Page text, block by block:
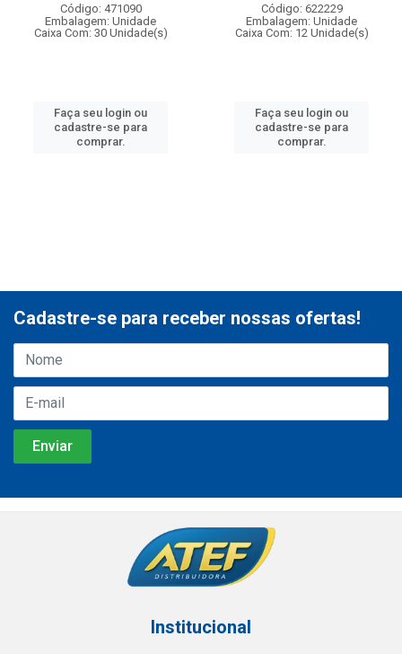
Código: 471090
Embalagem: Unidade
Caixa Com: 30 Unidade(s)
Faça seu login ou
cadastre-se para
comprar.
Código: 622229
Embalagem: Unidade
Caixa Com: 12 Unidade(s)
Faça seu login ou
cadastre-se para
comprar.
Cadastre-se para receber nossas ofertas!
Institucional